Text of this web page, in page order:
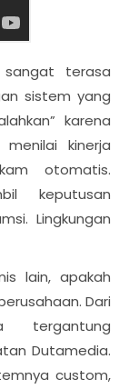
terasa
sistem yang
karena
kinerja
otomatis.
keputusan
Lingkungan
lain, apakah
Dari
tergantung
Dutamedia.
custom,